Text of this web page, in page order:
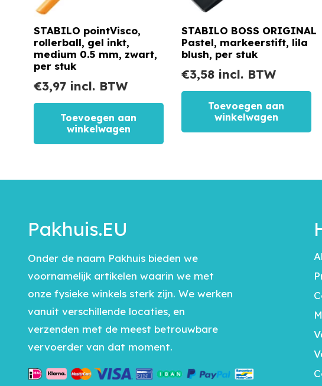
STABILO pointVisco,
rollerball, gel inkt,
medium 0.5 mm, zwart,
per stuk
€3,97 incl. BTW
Toevoegen aan
winkelwagen
STABILO BOSS ORIGINAL
Pastel, markeerstift, lila
blush, per stuk
€3,58 incl. BTW
Toevoegen aan
winkelwagen
Pakhuis.EU
Onder de naam Pakhuis bieden we
voornamelijk artikelen waarin we met
onze fysieke winkels sterk zijn. We werken
vanuit verschillende locaties, en
verzenden met de meest betrouwbare
vervoerder van dat moment.